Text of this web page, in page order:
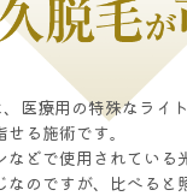
、医療用の特殊なライ
る施術です。
などで使用されている
なのですが、比べると